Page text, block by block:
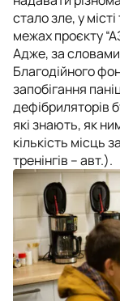
стало зле, у
межах проєкту
Адже, за словами
Благодійного
запобігання
дефібриляторів
які знають, як
кількість місць
тренінгів – авт.).